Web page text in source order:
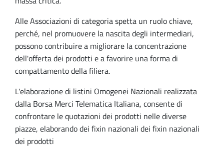
Alle Associazioni di categoria spetta un ruolo chiave,
perché, nel promuovere la nascita degli intermediari,
possono contribuire a migliorare la concentrazione
dell'offerta dei prodotti e a favorire una forma di
compattamento della filiera.
L'elaborazione di listini Omogenei Nazionali realizzata
dalla Borsa Merci Telematica Italiana, consente di
confrontare le quotazioni dei prodotti nelle diverse
piazze, elaborando dei fixin nazionali dei fixin nazionali
dei prodotti